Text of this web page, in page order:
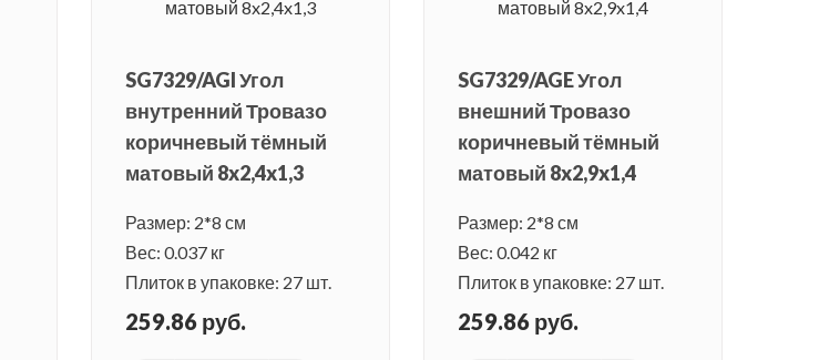
SG7329/AGI Угол
внутренний Тровазо
коричневый тёмный
матовый 8x2,4x1,3
Размер: 2*8 см
Вес: 0.037 кг
Плиток в упаковке: 27 шт.
259.86 руб.
SG7329/AGE Угол
внешний Тровазо
коричневый тёмный
матовый 8x2,9x1,4
Размер: 2*8 см
Вес: 0.042 кг
Плиток в упаковке: 27 шт.
259.86 руб.